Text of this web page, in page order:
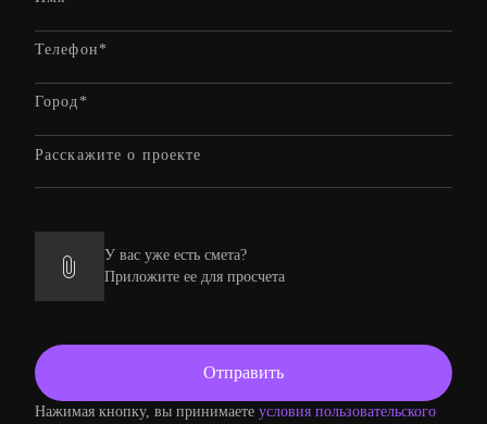
У вас уже есть смета?
Приложите ее для просчета
Нажимая кнопку, вы принимаете условия пользовательского